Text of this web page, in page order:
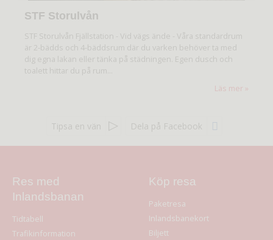
STF Storulvån
STF Storulvån Fjällstation - Vid vägs ände - Våra standardrum
är 2-bädds och 4-bäddsrum där du varken behöver ta med
dig egna lakan eller tänka på städningen. Egen dusch och
toalett hittar du på rum...
Läs mer
Tipsa en vän Dela på Facebook
Res med
Inlandsbanan
Tidtabell
Trafikinformation
Köp resa
Paketresa
Inlandsbanekort
Biljett